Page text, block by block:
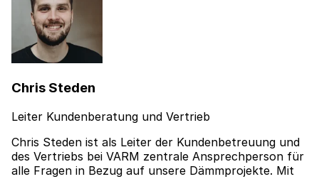
Chris Steden
Leiter Kundenberatung und Vertrieb
Chris Steden ist als Leiter der Kundenbetreuung und
des Vertriebs bei VARM zentrale Ansprechperson für
alle Fragen in Bezug auf unsere Dämmprojekte. Mit